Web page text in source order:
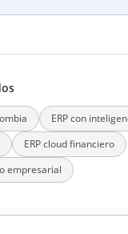
ERP con
ERP cloud financiero
empresarial